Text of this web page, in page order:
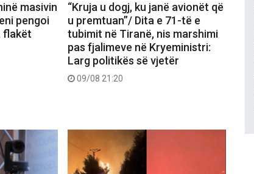
masivin
pengoi
flakët
“Kruja u dogj, ku janë avionët që
u premtuan”/ Dita e 71-të e
tubimit në Tiranë, nis marshimi
pas fjalimeve në Kryeministri:
Larg politikës së vjetër
09/08 21:20